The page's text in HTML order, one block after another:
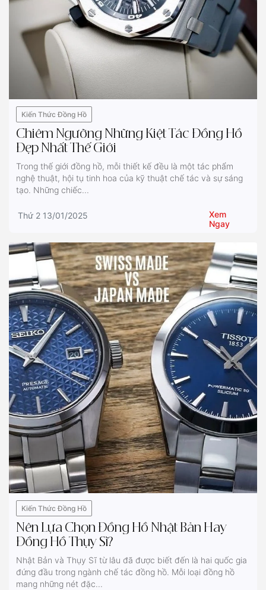
Kiến Thức Đồng Hồ
Chiêm Ngưỡng Những Kiệt Tác Đồng Hồ
Đẹp Nhất Thế Giới
Trong thế giới đồng hồ, mỗi thiết kế đều là một tác phẩm
nghệ thuật, hội tụ tinh hoa của kỹ thuật chế tác và sự sáng
tạo. Những chiếc...
Thứ 2 13/01/2025
Xem
Ngay
Kiến Thức Đồng Hồ
Nên Lựa Chọn Đồng Hồ Nhật Bản Hay
Đồng Hồ Thụy Sĩ?
Nhật Bản và Thụy Sĩ từ lâu đã được biết đến là hai quốc gia
đứng đầu trong ngành chế tác đồng hồ. Mỗi loại đồng hồ
mang những nét đặc...